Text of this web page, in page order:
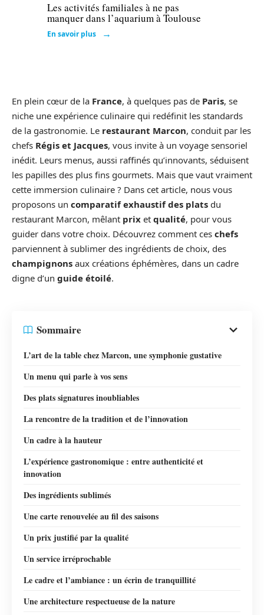
Les activités familiales à ne pas
manquer dans l’aquarium à Toulouse
En savoir plus
En plein cœur de la France, à quelques pas de Paris, se
niche une expérience culinaire qui redéfinit les standards
de la gastronomie. Le restaurant Marcon, conduit par les
chefs Régis et Jacques, vous invite à un voyage sensoriel
inédit. Leurs menus, aussi raffinés qu’innovants, séduisent
les papilles des plus fins gourmets. Mais que vaut vraiment
cette immersion culinaire ? Dans cet article, nous vous
proposons un comparatif exhaustif des plats du
restaurant Marcon, mêlant prix et qualité, pour vous
guider dans votre choix. Découvrez comment ces chefs
parviennent à sublimer des ingrédients de choix, des
champignons aux créations éphémères, dans un cadre
digne d’un guide étoilé.
Sommaire
L’art de la table chez Marcon, une symphonie gustative
Un menu qui parle à vos sens
Des plats signatures inoubliables
La rencontre de la tradition et de l’innovation
Un cadre à la hauteur
L’expérience gastronomique : entre authenticité et
innovation
Des ingrédients sublimés
Une carte renouvelée au fil des saisons
Un prix justifié par la qualité
Un service irréprochable
Le cadre et l’ambiance : un écrin de tranquillité
Une architecture respectueuse de la nature